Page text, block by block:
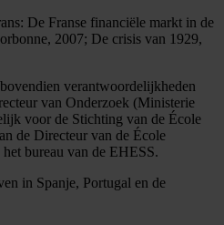
De Franse financiële markt in de
2007; De crisis van 1929,
verantwoordelijkheden
van Onderzoek (Ministerie
voor de Stichting van de École
de Directeur van de École
bureau van de EHESS.
in Spanje, Portugal en de